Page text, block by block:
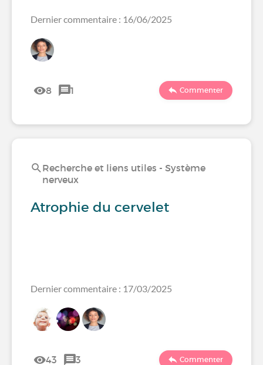
Dernier commentaire : 16/06/2025
8 1 Commenter
Recherche et liens utiles - Système
nerveux
Atrophie du cervelet
Dernier commentaire : 17/03/2025
43 3 Commenter